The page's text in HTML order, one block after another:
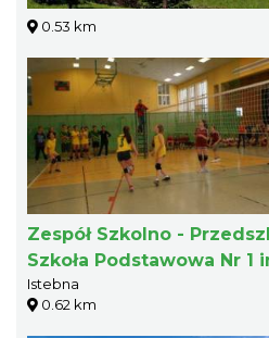
0.53 km
Zespół Szkolno -
Szkoła Podstawowa Nr 1
Londzina
Istebna
0.62 km